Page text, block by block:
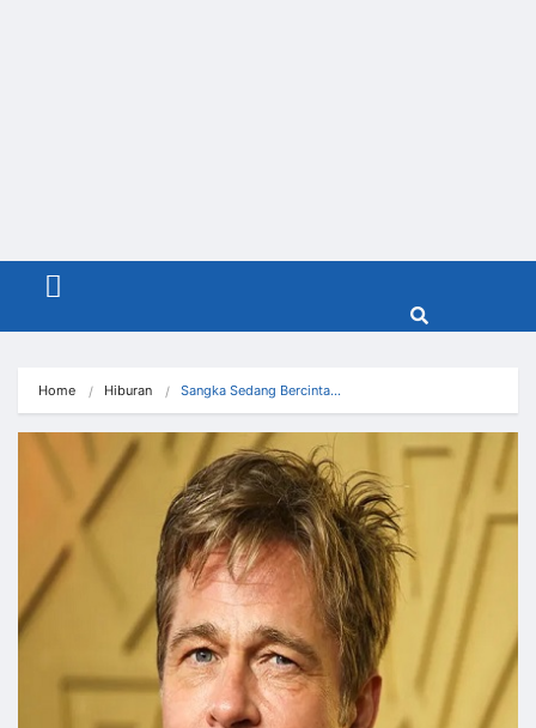
Menu
Home Hiburan Sangka Sedang Bercinta…